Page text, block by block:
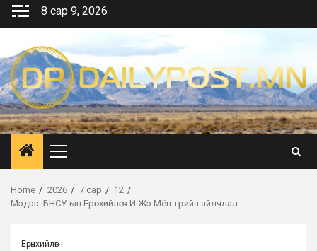
Skip
8 сар 9, 2026
Primary
Menu
Home 2026 7 сар
12
Мэдээ: БНСУ-ын Ерөнхийлөгч И Жэ Мён төрийн айлчлал
Ерөнхийлөгч